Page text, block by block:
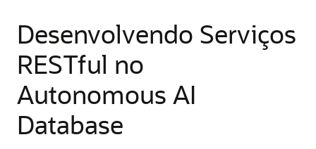
Desenvolvendo Serviços
RESTful no
Autonomous AI
Database